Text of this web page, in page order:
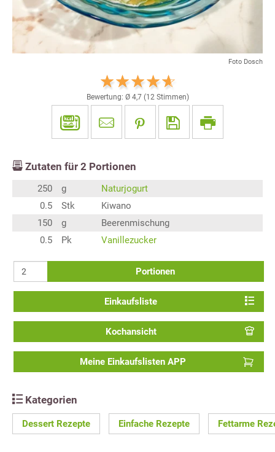
Foto Dosch
Bewertung: Ø 4,7(12Stimmen)
Zutaten für 2 Portionen
250 g
Naturjogurt
0.5
Stk
Kiwano
150
g
Beerenmischung
0.5
Pk Vanillezucker
Portionen
Einkaufsliste
Kochansicht
Meine Einkaufslisten APP
Kategorien
Dessert Rezepte Einfache Rezepte Fettarme